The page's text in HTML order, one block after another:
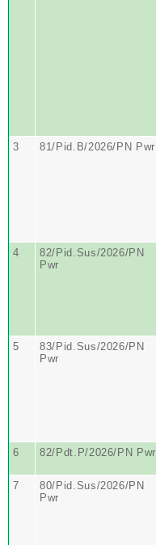
3
81/Pid.B/2026/PN Pwr
4
82/Pid.Sus/2026/PN
Pwr
5
83/Pid.Sus/2026/PN
Pwr
6
82/Pdt.P/2026/PN Pwr
7
80/Pid.Sus/2026/PN
Pwr